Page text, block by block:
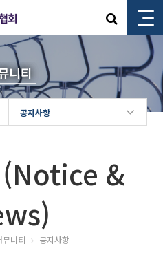
니티
공지사항
(Notice &
뮤니티 공지사항